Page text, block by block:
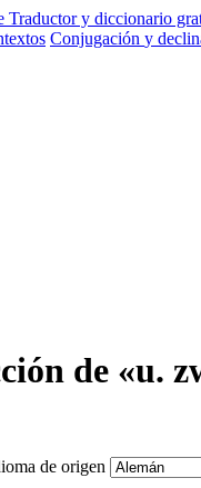
Conjugación y
de «u.
de origen